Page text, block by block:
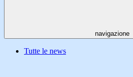
navigazione
Tutte le news